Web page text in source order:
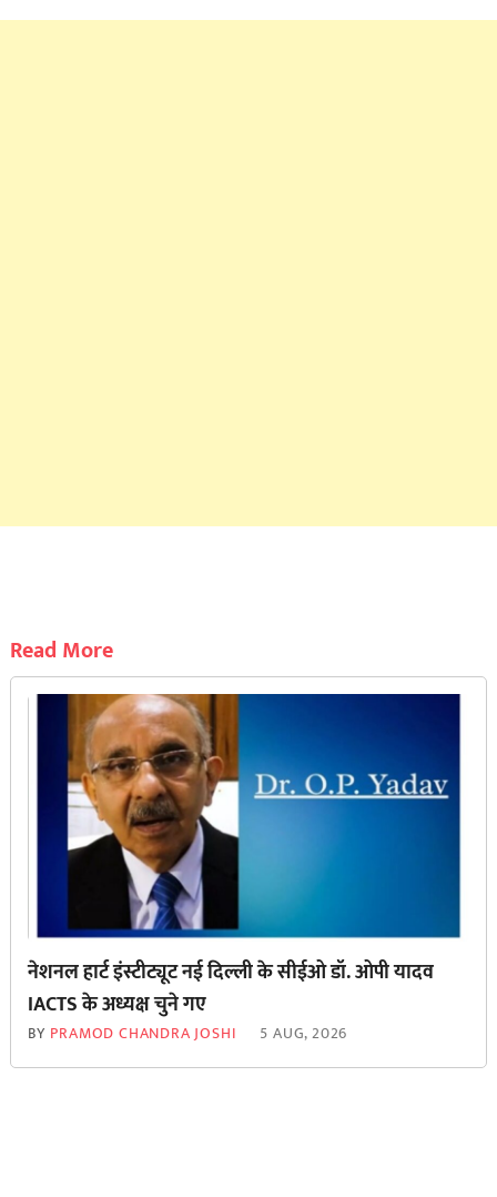
Read More
नेशनल हार्ट इंस्टीट्यूट नई दिल्ली के सीईओ डॉ. ओपी यादव
IACTS के अध्यक्ष चुने गए
BY PRAMOD CHANDRA JOSHI 5 AUG, 2026